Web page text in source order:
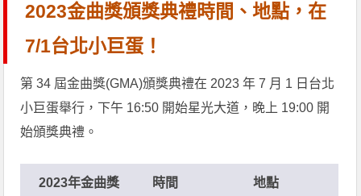
2023金曲獎頒獎典禮時間、地點，在
7/1台北小巨蛋！
第 34 屆金曲獎(GMA)頒獎典禮在 2023 年 7 月 1 日台北
小巨蛋舉行，下午 16:50 開始星光大道，晚上 19:00 開
始頒獎典禮。
2023年金曲獎 時間 地點